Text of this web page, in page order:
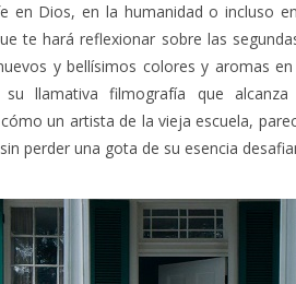
en Dios, en la humanidad o incluso
te hará reflexionar sobre las
y bellísimos colores y aromas
llamativa filmografía que
un artista de la vieja escuela,
perder una gota de su esencia